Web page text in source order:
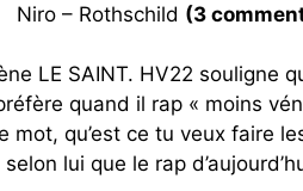
Niro – Rothschild (3
LE SAINT. HV22 souligne
quand il rap « moins
mot, qu’est ce tu veux faire
lui que le rap